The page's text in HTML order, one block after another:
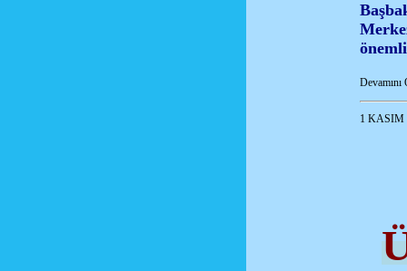
Devamını
1 KASIM